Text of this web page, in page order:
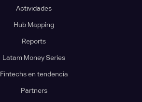
Actividades
Hub Mapping
Reports
Latam Money Series
Fintechs en tendencia
Partners